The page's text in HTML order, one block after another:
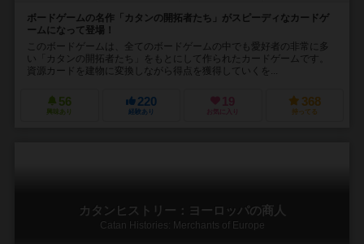
ボードゲームの名作「カタンの開拓者たち」がスピーディなカードゲ
ームになって登場！
このボードゲームは、全てのボードゲームの中でも愛好者の非常に多
い「カタンの開拓者たち」をもとにして作られたカードゲームです。
資源カードを建物に変換しながら得点を獲得していくを...
56
興味あり
220
経験あり
19
お気に入り
368
持ってる
カタンヒストリー：ヨーロッパの商人
Catan Histories: Merchants of Europe